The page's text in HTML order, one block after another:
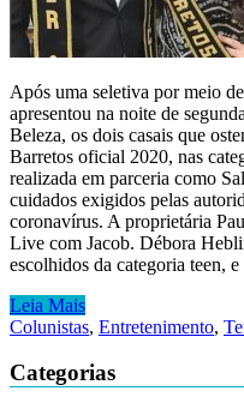
Após uma seletiva por meio
apresentou na noite de
Beleza, os dois casais que
Barretos oficial 2020, nas
realizada em parceria como
cuidados exigidos pelas
coronavírus. A proprietária
Live com Jacob. Débora
escolhidos da categoria teen,
Leia Mais
Colunistas, Entretenimento,
Categorias